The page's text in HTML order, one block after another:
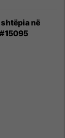
në